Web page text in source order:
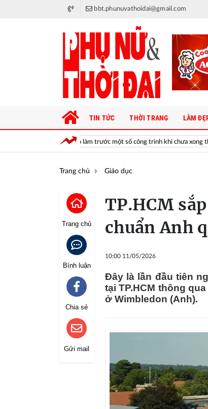
bbt.phunuvathoidai@gmail.com
Vì sao làm trước một số công trình khi chưa xong thủ tục?
TIN TỨC THỜI TRANG LÀM
Trang chủ Giáo dục
Trang chủ
Bình luận
Chia sẻ
Gửi mail
TP.HCM
chuẩn Anh
10:00 11/05/2026
Đây là lần đầu tiên
tại TP.HCM thông
ở Wimbledon (Anh).